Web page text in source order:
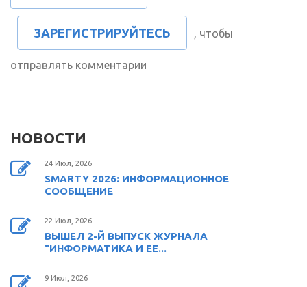
ЗАРЕГИСТРИРУЙТЕСЬ , чтобы
отправлять комментарии
НОВОСТИ
24 Июл, 2026
SMARTY 2026: ИНФОРМАЦИОННОЕ
СООБЩЕНИЕ
22 Июл, 2026
ВЫШЕЛ 2-Й ВЫПУСК ЖУРНАЛА
"ИНФОРМАТИКА И ЕЕ...
9 Июл, 2026